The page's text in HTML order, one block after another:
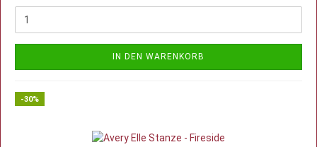
IN DEN WARENKORB
-30%